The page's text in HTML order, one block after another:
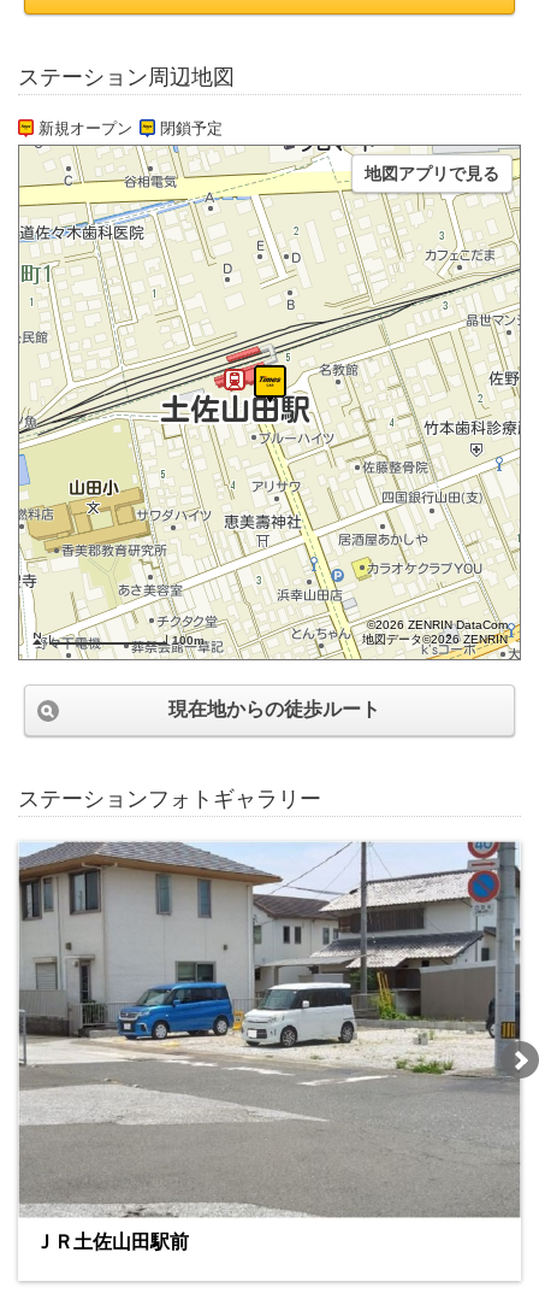
ステーション周辺地図
新規オープン 閉鎖予定
100m
©2026 ZENRIN DataCom
地図データ©2026 ZENRIN
地図アプリで見る
現在地からの徒歩ルート
ステーションフォトギャラリー
ＪＲ土佐山田駅前